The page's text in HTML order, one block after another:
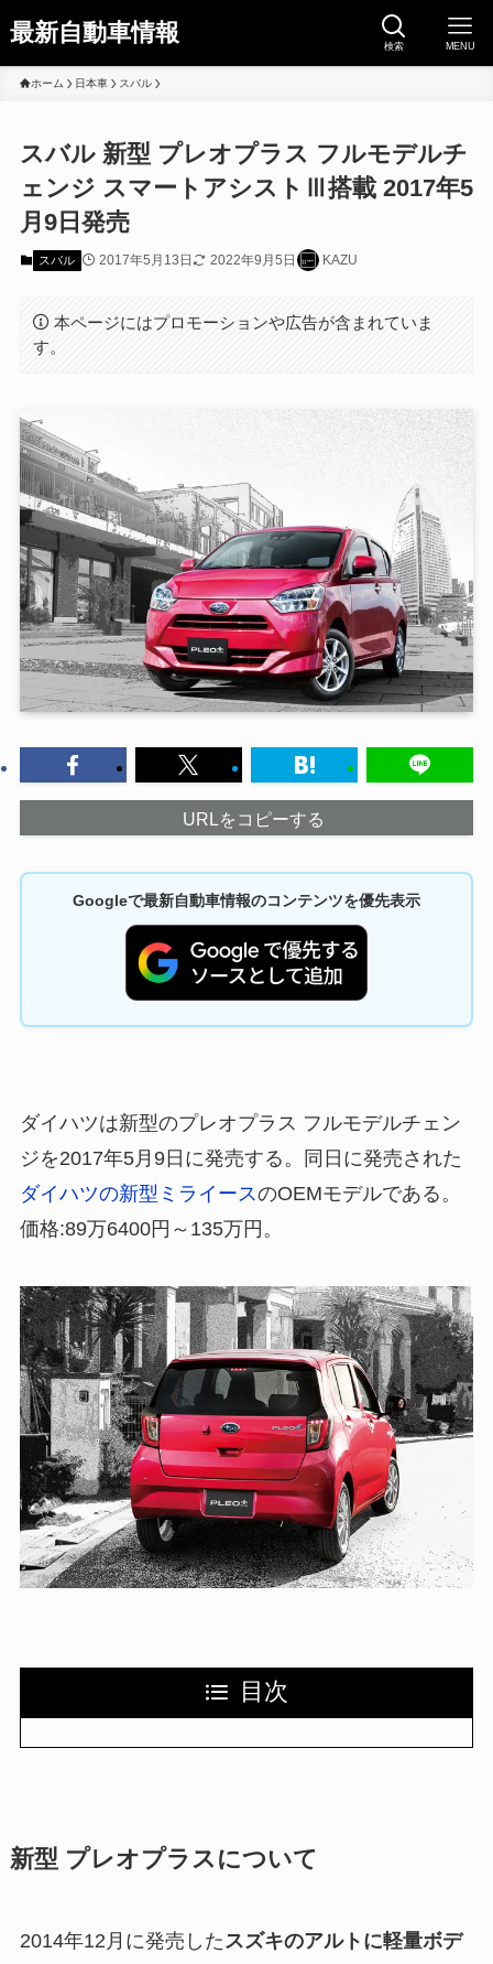
最新自動車情報 検索 MENU
ホーム 日本車 スバル
スバル 新型 プレオプラス フルモデルチ
ェンジ スマートアシストⅢ搭載 2017年5
月9日発売
スバル 2017年5月13日 2022年9月5日 KAZU
本ページにはプロモーションや広告が含まれていま
す。
URLをコピーする
Googleで最新自動車情報のコンテンツを優先表示
ダイハツは新型のプレオプラス フルモデルチェン
ジを2017年5月9日に発売する。同日に発売された
ダイハツの新型ミライースのOEMモデルである。
価格:89万6400円～135万円。
目次
新型 プレオプラスについて
2014年12月に発売したスズキのアルトに軽量ボデ